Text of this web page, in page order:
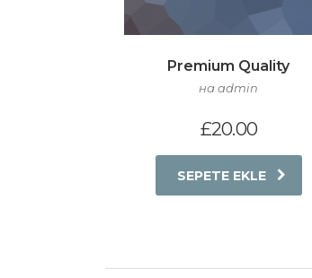
Premium Quality
на admin
£20.00
SEPETE EKLE